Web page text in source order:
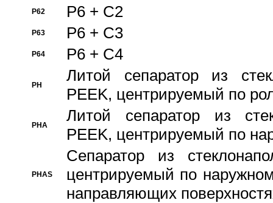
P62 P6 + C2
P63 P6 + C3
P64 P6 + C4
PH
Литой сепаратор из
PEEK, центрируемый по
PHA
Литой сепаратор из
PEEK, центрируемый по
PHAS
Сепаратор из
центрируемый по
направляющих